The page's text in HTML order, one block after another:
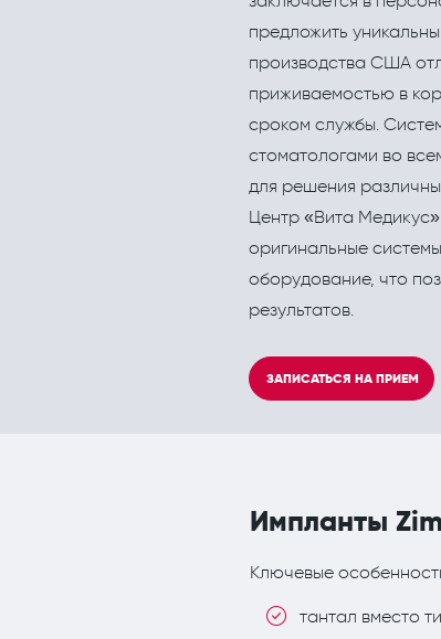
Кардиология
Кинезитерапия
Колопроктология
Мануальная
Неврология
Нефрология
Онкология
Остеопат и
Инъекционные
предложить
производства США
приживаемостью в
сроком службы.
стоматологами во
для решения
Центр «Вита Медикус»
оригинальные
оборудование, что
результатов.
ЗАПИСАТЬСЯ НА ПРИЕМ
Импланты
Ключевые
тантал вместо